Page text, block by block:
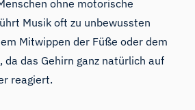
ohne motorische
Musik oft zu unbewussten
Mitwippen der Füße oder dem
da das Gehirn ganz natürlich auf
reagiert.